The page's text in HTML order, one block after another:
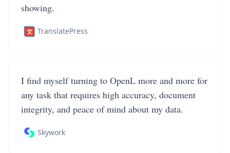
showing.
TranslatePress
I find myself turning to OpenL more and more for
any task that requires high accuracy, document
integrity, and peace of mind about my data.
Skywork